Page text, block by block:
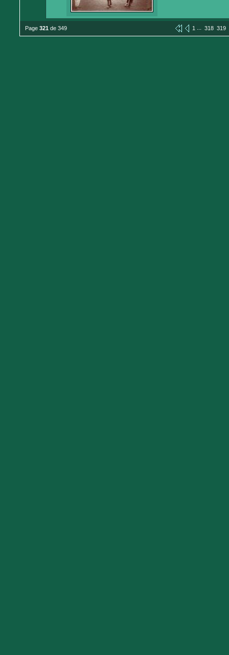
Page 321 de 349 1 ... 318 319